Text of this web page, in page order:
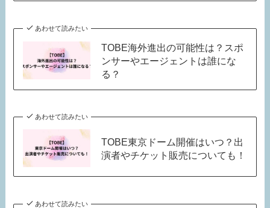
あわせて読みたい
TOBE海外進出の可能性は？スポ
ンサーやエージェントは誰にな
る？
あわせて読みたい
TOBE東京ドーム開催はいつ？出
演者やチケット販売についても！
あわせて読みたい